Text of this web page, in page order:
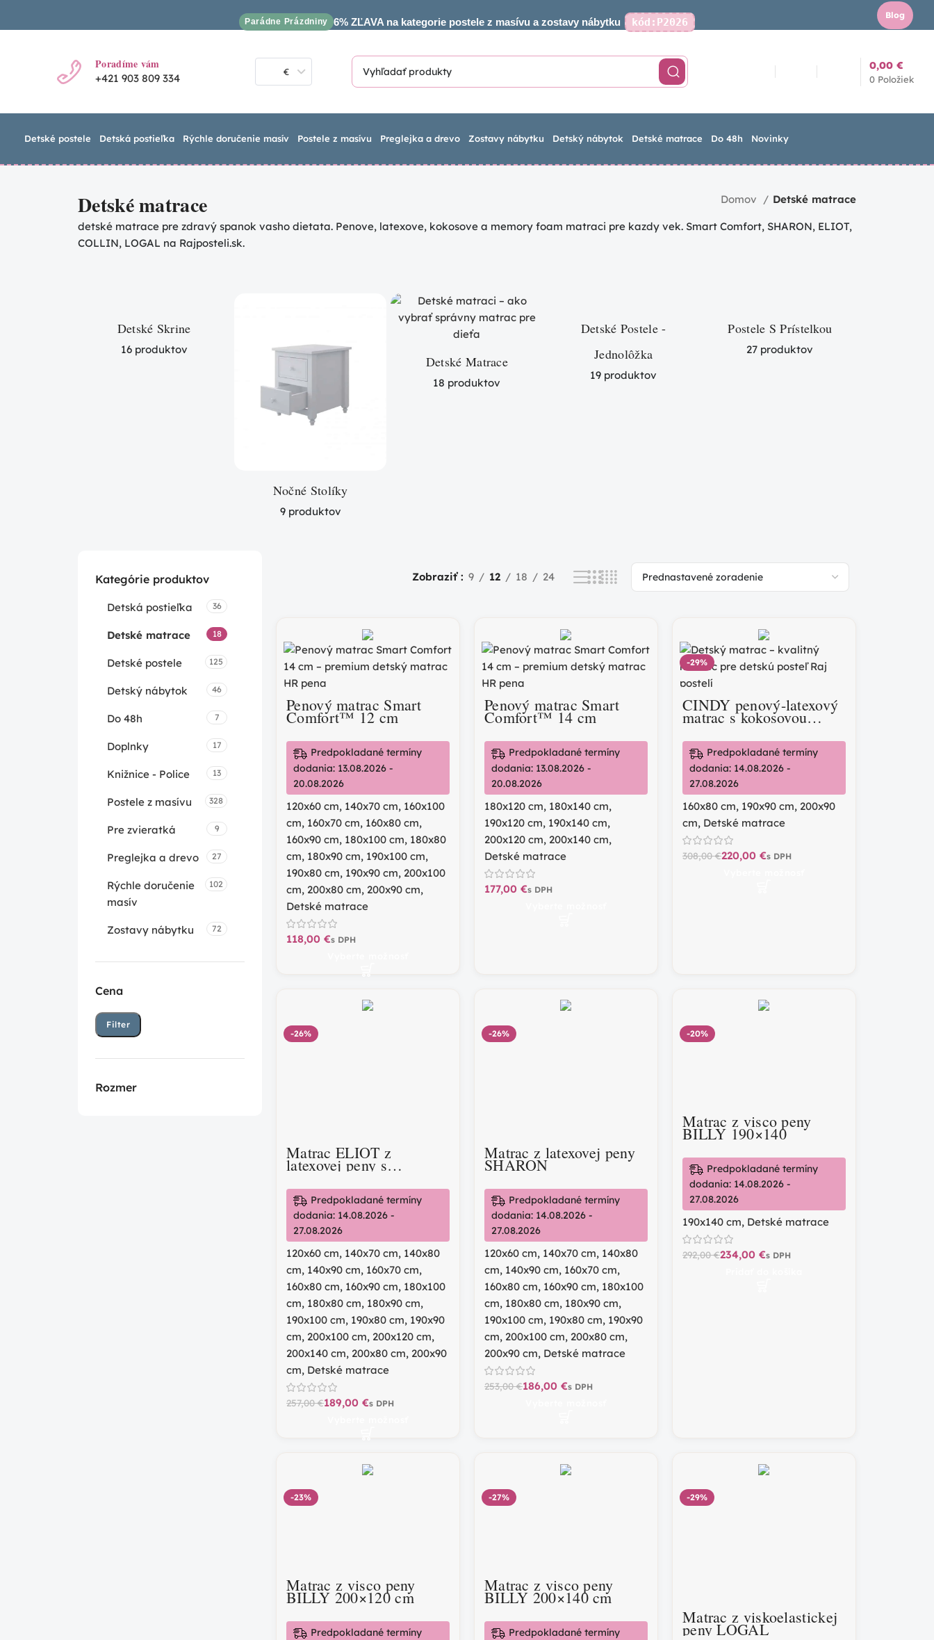
Parádne Prázdniny 6% ZĽAVA na kategorie postele z masívu a zostavy nábytku kód:P2026
Blog
Poradíme vám
+421 903 809 334 €
0 Položiek
0,00 €
Detské postele Detská postieľka Rýchle doručenie masív Postele z masívu Preglejka a drevo Zostavy nábytku Detský nábytok Detské matrace Do 48h Novinky
Detské matrace Domov Detské matrace
detské matrace pre zdravý spanok vasho dietata. Penove, latexove, kokosove a memory foam matraci pre kazdy vek. Smart Comfort, SHARON, ELIOT,
COLLIN, LOGAL na Rajposteli.sk.
Detské Skrine
16 produktov
Nočné Stolíky
9 produktov
Detské Matrace
18 produktov
Detské Postele -
Jednolôžka
19 produktov
Postele S Prístelkou
27 produktov
Kategórie produktov
Detská postieľka 36
Detské matrace 18
Detské postele 125
Detský nábytok 46
Do 48h 7
Doplnky 17
Knižnice - Police 13
Postele z masívu 328
Pre zvieratká 9
Preglejka a drevo 27
Rýchle doručenie
masív
102
Zostavy nábytku 72
Cena
Filter
Rozmer
Zobraziť 9 12 18 24
Penový matrac Smart
Comfort™ 12 cm
Predpokladané termíny
dodania: 13.08.2026 -
20.08.2026
120x60 cm, 140x70 cm, 160x100
cm, 160x70 cm, 160x80 cm,
160x90 cm, 180x100 cm, 180x80
cm, 180x90 cm, 190x100 cm,
190x80 cm, 190x90 cm, 200x100
cm, 200x80 cm, 200x90 cm,
Detské matrace
€
Penový matrac Smart
Comfort™ 14 cm
Predpokladané termíny
dodania: 13.08.2026 -
20.08.2026
180x120 cm, 180x140 cm,
190x120 cm, 190x140 cm,
200x120 cm, 200x140 cm,
Detské matrace
€
-29%
CINDY penový-latexový
matrac s kokosovou
podložkou (rýchle
dodanie)
Predpokladané termíny
dodania: 14.08.2026 -
27.08.2026
160x80 cm, 190x90 cm, 200x90
cm, Detské matrace
308,00€220,00 €
-26%
Matrac ELIOT z
latexovej peny s
kokosovou rohožou
Predpokladané termíny
dodania: 14.08.2026 -
27.08.2026
120x60 cm, 140x70 cm, 140x80
cm, 140x90 cm, 160x70 cm,
160x80 cm, 160x90 cm, 180x100
cm, 180x80 cm, 180x90 cm,
190x100 cm, 190x80 cm, 190x90
cm, 200x100 cm, 200x120 cm,
200x140 cm, 200x80 cm, 200x90
cm, Detské matrace
257,00€189,00 €
-26%
Matrac z latexovej peny
SHARON
Predpokladané termíny
dodania: 14.08.2026 -
27.08.2026
120x60 cm, 140x70 cm, 140x80
cm, 140x90 cm, 160x70 cm,
160x80 cm, 160x90 cm, 180x100
cm, 180x80 cm, 180x90 cm,
190x100 cm, 190x80 cm, 190x90
cm, 200x100 cm, 200x80 cm,
200x90 cm, Detské matrace
253,00€186,00 €
-20%
Matrac z visco peny
BILLY 190×140
Predpokladané termíny
dodania: 14.08.2026 -
27.08.2026
190x140 cm, Detské matrace
292,00€234,00 €
-23%
Matrac z visco peny
BILLY 200×120 cm
Predpokladané termíny
-27%
Matrac z visco peny
BILLY 200×140 cm
Predpokladané termíny
-29%
Matrac z viskoelastickej
peny LOGAL